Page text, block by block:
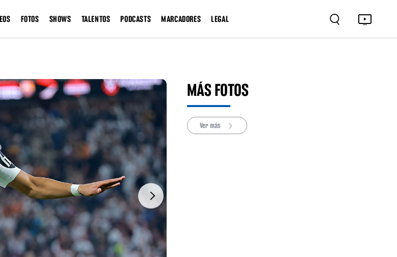
FOTOS SHOWS TALENTOS PODCASTS MARCADORES LEGAL
Next
MÁS FOTOS
Ver más